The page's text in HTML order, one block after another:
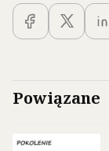
Powiązane